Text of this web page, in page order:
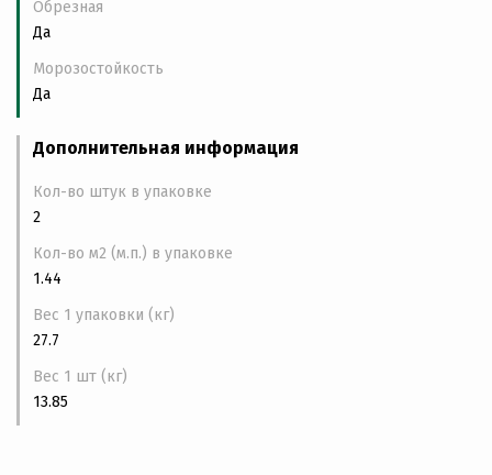
Обрезная
Да
Морозостойкость
Да
Дополнительная информация
Кол-во штук в упаковке
2
Кол-во м2 (м.п.) в упаковке
1.44
Вес 1 упаковки (кг)
27.7
Вес 1 шт (кг)
13.85